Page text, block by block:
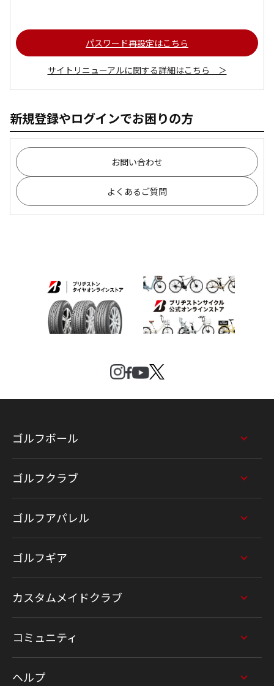
パスワード再設定はこちら
サイトリニューアルに関する詳細はこちら ＞
新規登録やログインでお困りの方
お問い合わせ
よくあるご質問
ゴルフボール
ゴルフクラブ
ゴルフアパレル
ゴルフギア
カスタムメイドクラブ
コミュニティ
ヘルプ